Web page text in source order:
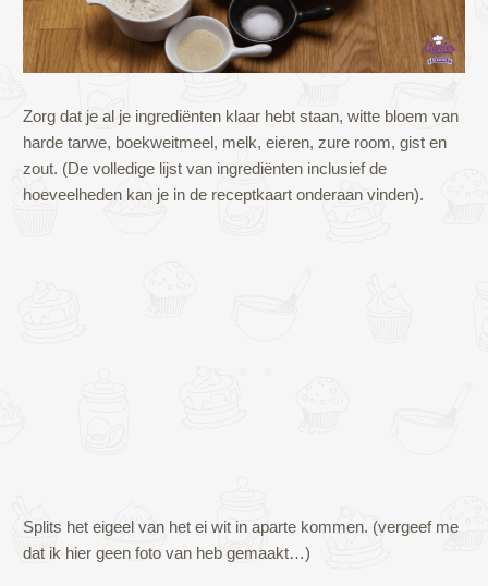
Zorg dat je al je ingrediënten klaar hebt staan, witte bloem van
harde tarwe, boekweitmeel, melk, eieren, zure room, gist en
zout. (De volledige lijst van ingrediënten inclusief de
hoeveelheden kan je in de receptkaart onderaan vinden).
Splits het eigeel van het ei wit in aparte kommen. (vergeef me
dat ik hier geen foto van heb gemaakt…)